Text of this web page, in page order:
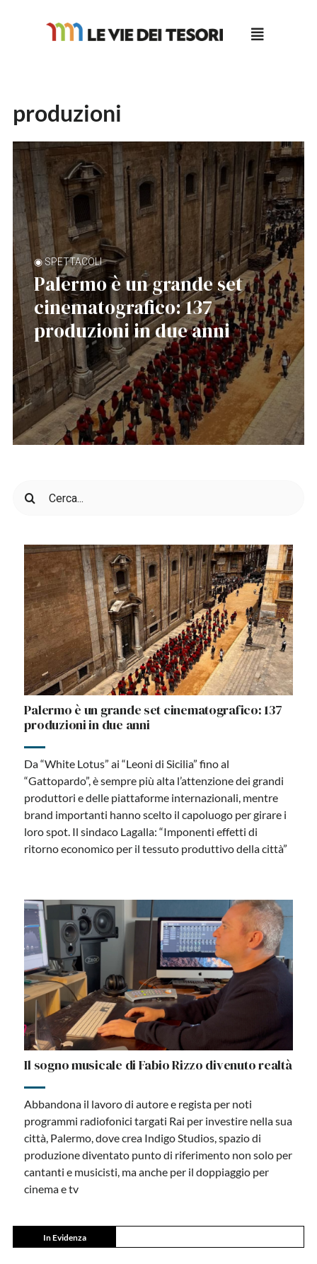
produzioni
◉ SPETTACOLI
Palermo è un grande set
cinematografico: 137
produzioni in due anni
per:
Palermo è un grande set cinematografico: 137
produzioni in due anni
Da “White Lotus” ai “Leoni di Sicilia” fino al
“Gattopardo”, è sempre più alta l’attenzione dei grandi
produttori e delle piattaforme internazionali, mentre
brand importanti hanno scelto il capoluogo per girare i
loro spot. Il sindaco Lagalla: “Imponenti effetti di
ritorno economico per il tessuto produttivo della città”
Il sogno musicale di Fabio Rizzo divenuto realtà
Abbandona il lavoro di autore e regista per noti
programmi radiofonici targati Rai per investire nella sua
città, Palermo, dove crea Indigo Studios, spazio di
produzione diventato punto di riferimento non solo per
cantanti e musicisti, ma anche per il doppiaggio per
cinema e tv
In Evidenza